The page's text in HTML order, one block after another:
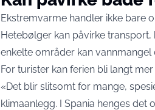
Ekstremvarme handler ikke bare
Hetebølger kan påvirke
enkelte områder kan
For turister kan ferien bli langt
«Det blir slitsomt for mange,
klimaanlegg. I Spania henges